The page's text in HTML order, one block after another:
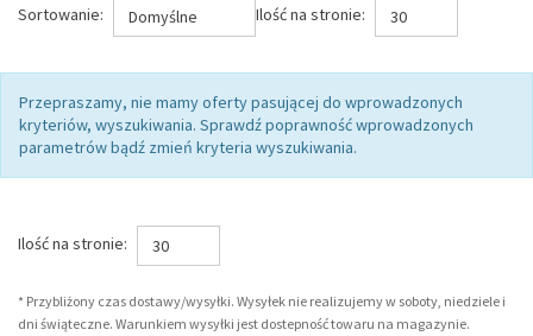
Sortowanie: Domyślne Ilość na stronie: 30
Przepraszamy, nie mamy oferty pasującej do wprowadzonych
kryteriów, wyszukiwania. Sprawdź poprawność wprowadzonych
parametrów bądź zmień kryteria wyszukiwania.
Ilość na stronie: 30
* Przybliżony czas dostawy/wysyłki. Wysyłek nie realizujemy w soboty, niedziele i
dni świąteczne. Warunkiem wysyłki jest dostepność towaru na magazynie.